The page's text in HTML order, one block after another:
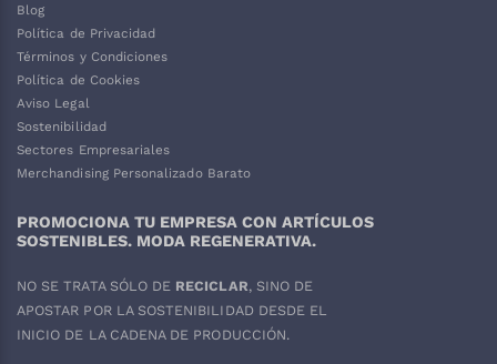
Blog
Política de Privacidad
Términos y Condiciones
Política de Cookies
Aviso Legal
Sostenibilidad
Sectores Empresariales
Merchandising Personalizado Barato
PROMOCIONA TU EMPRESA CON ARTÍCULOS
SOSTENIBLES. MODA REGENERATIVA.
NO SE TRATA SÓLO DE RECICLAR, SINO DE
APOSTAR POR LA SOSTENIBILIDAD DESDE EL
INICIO DE LA CADENA DE PRODUCCIÓN.